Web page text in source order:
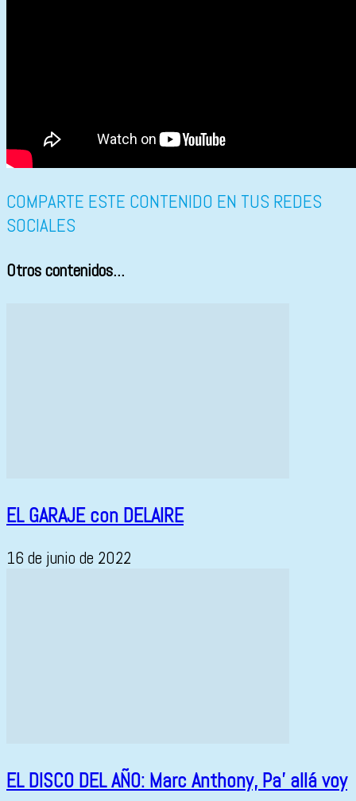
COMPARTE ESTE CONTENIDO EN TUS REDES
SOCIALES
Otros contenidos...
EL GARAJE con DELAIRE
16 de junio de 2022
EL DISCO DEL AÑO: Marc Anthony, Pa’ allá voy